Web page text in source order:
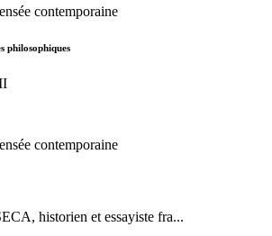
contemporaine
philosophiques
contemporaine
historien et essayiste fra...